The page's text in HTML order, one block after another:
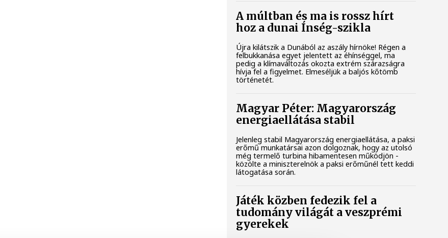
A múltban és ma is rossz hírt
hoz a dunai Ínség-szikla
Újra kilátszik a Dunából az aszály hírnöke! Régen a
felbukkanása egyet jelentett az éhínséggel, ma
pedig a klímaváltozás okozta extrém szárazságra
hívja fel a figyelmet. Elmeséljük a baljós kőtömb
történetét.
Magyar Péter: Magyarország
energiaellátása stabil
Jelenleg stabil Magyarország energiaellátása, a paksi
erőmű munkatársai azon dolgoznak, hogy az utolsó
még termelő turbina hibamentesen működjön -
közölte a miniszterelnök a paksi erőműnél tett keddi
látogatása során.
Játék közben fedezik fel a
tudomány világát a veszprémi
gyerekek